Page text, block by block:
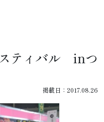
ティバル inつ
掲載日：2017.08.26